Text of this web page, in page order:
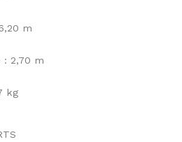
m
: 2,70 m
kg